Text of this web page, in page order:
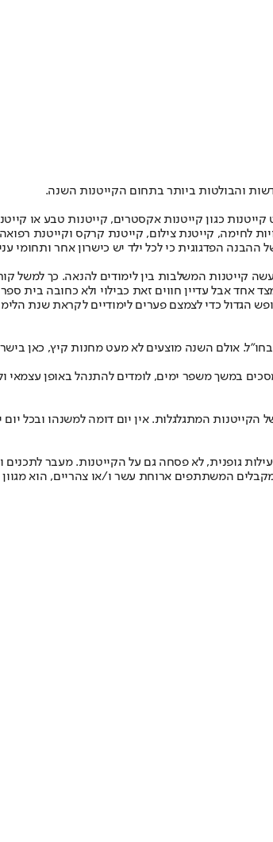
והבולטות ביותר בתחום הקייטנות השנה.
כגון קייטנות אקסטרים, קייטנות טבע או
לחימה, קייטנת צילום, קייטנת קרקס וקייטנת
הפדגוגית כי לכל ילד יש כישרון אחר ותחומי
קייטנות המשלבות בין לימודים להנאה. כך למשל
אחד אבל עדיין חווים זאת כבילוי ולא כחובה בית
הגדול כדי לצמצם פערים לימודיים לקראת שנת
אולם השנה מוצעים לא מעט מחנות קיץ, כאן
במשך משפר ימים, לומדים להתנהל באופן עצמאי
המתגלגלות. אין יום דומה למשנהו ובכל
גופנית, לא פסחה גם על הקייטנות. מעבר לתכנים
המשתתפים ארוחת עשר ו/או צהריים, הוא מגוון